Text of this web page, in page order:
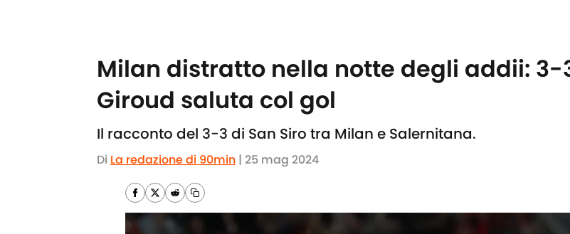
Milan distratto nella notte degli addii: 3-
Giroud saluta col gol
Il racconto del 3-3 di San Siro tra Milan e Salernitana.
Di La redazione di 90min | 25 mag 2024